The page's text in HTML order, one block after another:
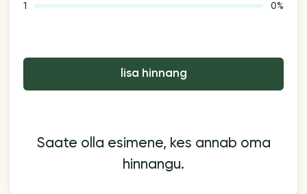
1 0%
lisa hinnang
Saate olla esimene, kes annab oma
hinnangu.